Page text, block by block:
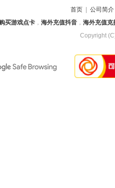
首页| 公司简介
买游戏点卡 ， 海外充值抖音 ， 海外充值克
Copyright